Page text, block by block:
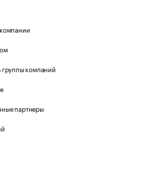
группы компаний
партнеры